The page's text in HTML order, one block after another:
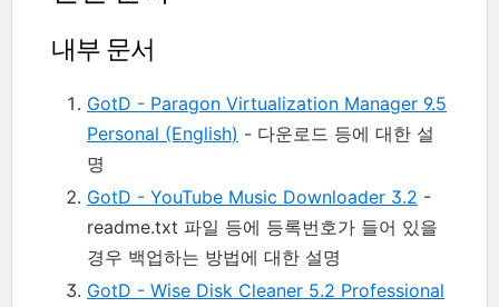
내부 문서
GotD - Paragon Virtualization Manager 9.5
Personal (English) - 다운로드 등에 대한 설
명
GotD - YouTube Music Downloader 3.2 -
readme.txt 파일 등에 등록번호가 들어 있을
경우 백업하는 방법에 대한 설명
GotD - Wise Disk Cleaner 5.2 Professional